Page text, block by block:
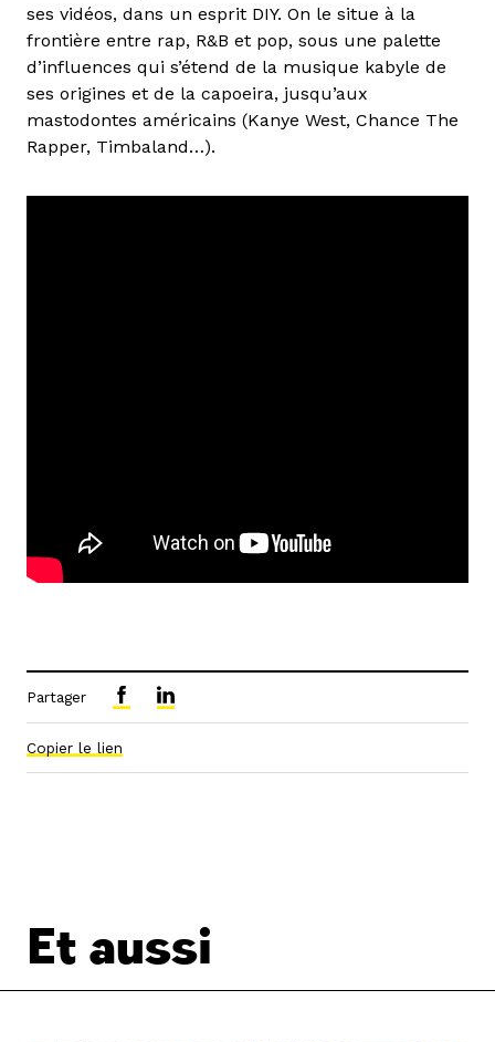
ses vidéos, dans un esprit DIY. On le situe à la
frontière entre rap, R&B et pop, sous une palette
d’influences qui s’étend de la musique kabyle de
ses origines et de la capoeira, jusqu’aux
mastodontes américains (Kanye West, Chance The
Rapper, Timbaland…).
Partager
Copier le lien
Et aussi